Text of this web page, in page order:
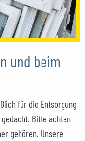
und beim
für die Entsorgung
Bitte achten
gehören. Unsere